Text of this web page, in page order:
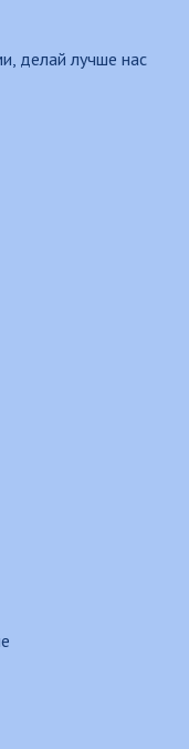
делай лучше нас